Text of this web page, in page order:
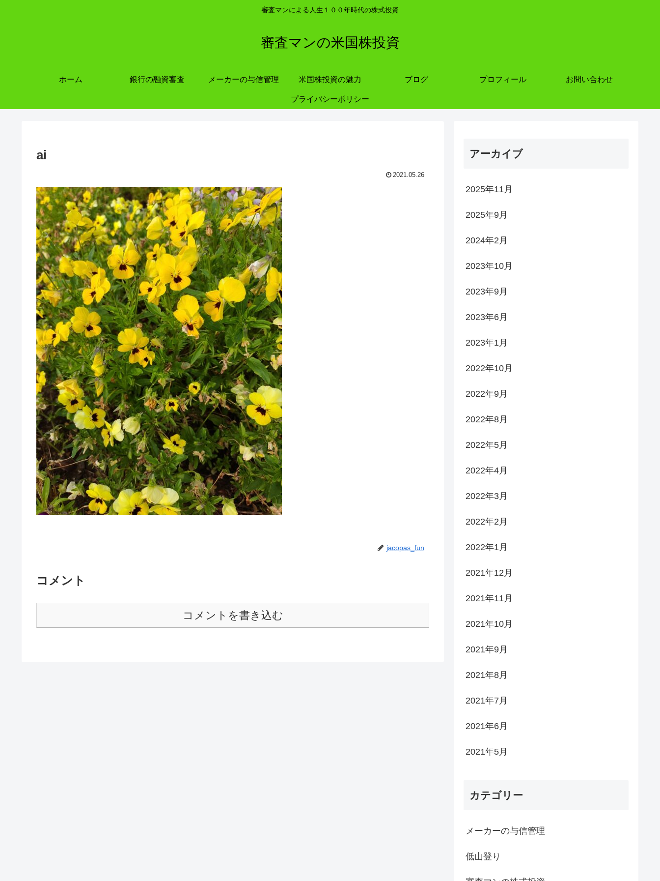
審査マンによる人生１００年時代の株式投資
審査マンの米国株投資
ホーム 銀行の融資審査 メーカーの与信管理 米国株投資の魅力 ブログ プロフィール お問い合わせ
プライバシーポリシー
ai
2021.05.26
jacopas_fun
コメント
コメントを書き込む
アーカイブ
2025年11月
2025年9月
2024年2月
2023年10月
2023年9月
2023年6月
2023年1月
2022年10月
2022年9月
2022年8月
2022年5月
2022年4月
2022年3月
2022年2月
2022年1月
2021年12月
2021年11月
2021年10月
2021年9月
2021年8月
2021年7月
2021年6月
2021年5月
カテゴリー
メーカーの与信管理
低山登り